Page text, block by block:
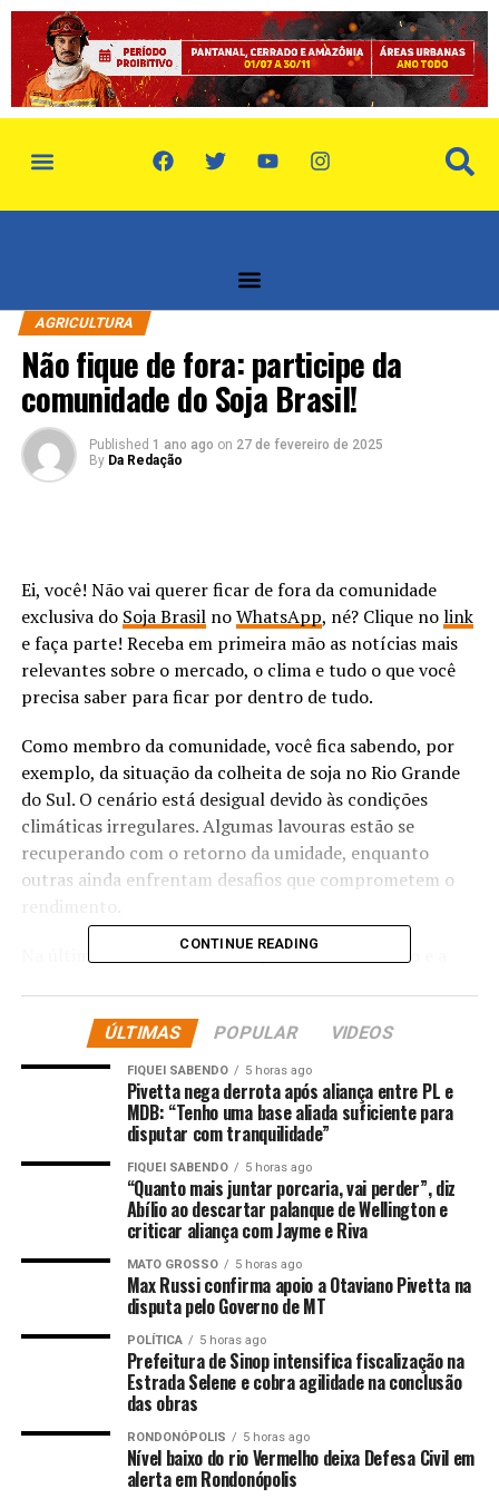
AGRICULTURA
Não fique de fora: participe da
comunidade do Soja Brasil!
Published 1 ano ago on 27 de fevereiro de 2025
By Da Redação
Ei, você! Não vai querer ficar de fora da comunidade
exclusiva do Soja BrasilnoWhatsApp, né? Clique nolink
e faça parte! Receba em primeira mão as notícias mais
relevantes sobre o mercado, o clima e tudo o que você
precisa saber para ficar por dentro de tudo.
Como membro da comunidade, você fica sabendo, por
exemplo, da situação da colheita de soja no Rio Grande
do Sul. O cenário está desigual devido às condições
climáticas irregulares. Algumas lavouras estão se
recuperando com o retorno da umidade, enquanto
outras ainda enfrentam desafios que comprometem o
Na última semana, a combinação de calor intenso e a
enchimento de grãos. Porém, o cenário varia de região
para região. Áreas no final do ciclo da soja já não têm
mais potencial de recuperação devido aos danos
causados pelo clima severo.
Fique por dentro na comunidade
do Soja Brasil!
Em algumas propriedades, a colheita está sendo mais
demorada, com máquinas levando mais de duas horas
para encher um graneleiro, enquanto, em um ano
normal, esse tempo seria de apenas 20 a 25 minutos. A
produtividade nas áreas mais afetadas está bem abaixo
do esperado, com médias de apenas 228 a 230 kg por
hectare – três a quatro sacos por hectare, um
rendimento muito abaixo do ideal.
CONTINUE READING
ÚLTIMAS POPULAR VIDEOS
FIQUEI SABENDO 5 horas ago
Pivetta nega derrota após aliança entre PL e
MDB: “Tenho uma base aliada suficiente para
disputar com tranquilidade”
FIQUEI SABENDO 5 horas ago
“Quanto mais juntar porcaria, vai perder”, diz
Abílio ao descartar palanque de Wellington e
criticar aliança com Jayme e Riva
MATO GROSSO 5 horas ago
Max Russi confirma apoio a Otaviano Pivetta na
disputa pelo Governo de MT
POLÍTICA 5 horas ago
Prefeitura de Sinop intensifica fiscalização na
Estrada Selene e cobra agilidade na conclusão
das obras
RONDONÓPOLIS 5 horas ago
Nível baixo do rio Vermelho deixa Defesa Civil em
alerta em Rondonópolis